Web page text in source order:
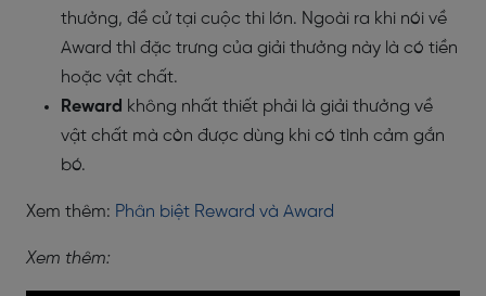
thưởng, đề cử tại cuộc thi lớn. Ngoài ra khi nói về
Award thì đặc trưng của giải thưởng này là có tiền
hoặc vật chất.
Reward không nhất thiết phải là giải thưởng về
vật chất mà còn được dùng khi có tình cảm gắn
bó.
Xem thêm: Phân biệt Reward và Award
Xem thêm: